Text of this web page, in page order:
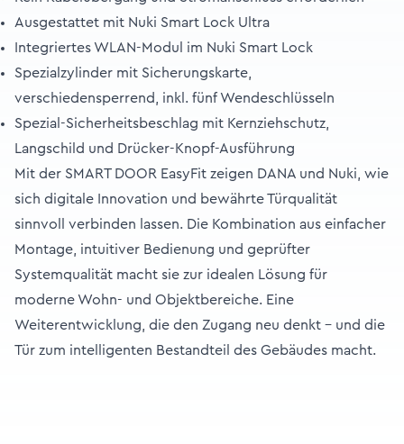
Ausgestattet mit Nuki Smart Lock Ultra
Integriertes WLAN-Modul im Nuki Smart Lock
Spezialzylinder mit Sicherungskarte,
verschiedensperrend, inkl. fünf Wendeschlüsseln
Spezial-Sicherheitsbeschlag mit Kernziehschutz,
Langschild und Drücker-Knopf-Ausführung
Mit der SMART DOOR EasyFit zeigen DANA und Nuki, wie
sich digitale Innovation und bewährte Türqualität
sinnvoll verbinden lassen. Die Kombination aus einfacher
Montage, intuitiver Bedienung und geprüfter
Systemqualität macht sie zur idealen Lösung für
moderne Wohn- und Objektbereiche. Eine
Weiterentwicklung, die den Zugang neu denkt – und die
Tür zum intelligenten Bestandteil des Gebäudes macht.